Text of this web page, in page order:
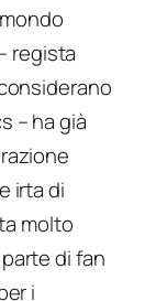
regista
– ha già
irta di
molto
di fan
i